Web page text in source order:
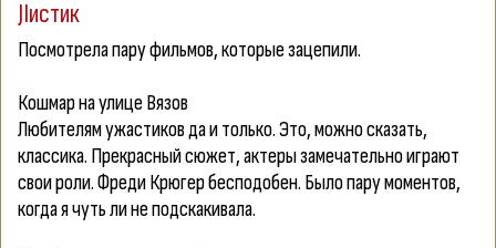
JIистик
Посмотрела пару фильмов, которые зацепили.
Кошмар на улице Вязов
Любителям ужастиков да и только. Это, можно сказать,
классика. Прекрасный сюжет, актеры замечательно играют
свои роли. Фреди Крюгер бесподобен. Было пару моментов,
когда я чуть ли не подскакивала.